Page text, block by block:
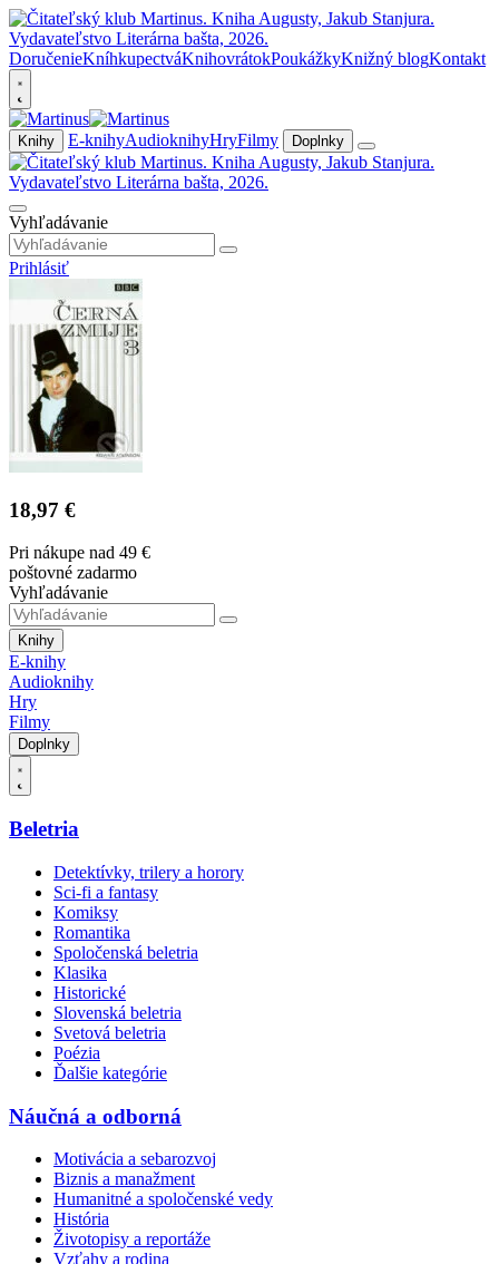
DoručenieKníhkupectváKnihovrátokPoukážkyKnižný blogKontakt
Knihy E-knihyAudioknihyHryFilmy Doplnky
Vyhľadávanie
Prihlásiť
18,97 €
Pri nákupe nad 49 €
poštovné zadarmo
Vyhľadávanie
Knihy
E-knihy
Audioknihy
Hry
Filmy
Doplnky
Beletria
Detektívky, trilery a horory
Sci-fi a fantasy
Komiksy
Romantika
Spoločenská beletria
Klasika
Historické
Slovenská beletria
Svetová beletria
Poézia
Ďalšie kategórie
Náučná a odborná
Motivácia a sebarozvoj
Biznis a manažment
Humanitné a spoločenské vedy
História
Životopisy a reportáže
Vzťahy a rodina